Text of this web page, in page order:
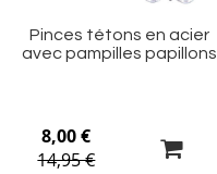
Pinces tétons en acier
avec pampilles papillons
8,00 €
14,95 €